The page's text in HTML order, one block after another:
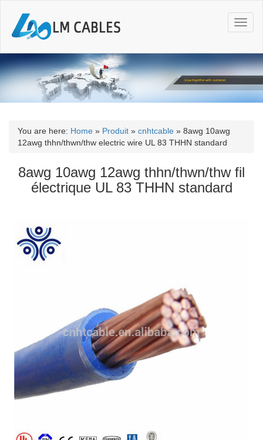
T
o
g
l
n
a
i
You are here: Home » Produit » cnhtcable » 8awg 10awg
12awg thhn/thwn/thw electric wire UL 83 THHN standard
8awg 10awg 12awg thhn/thwn/thw fil
électrique UL 83 THHN standard